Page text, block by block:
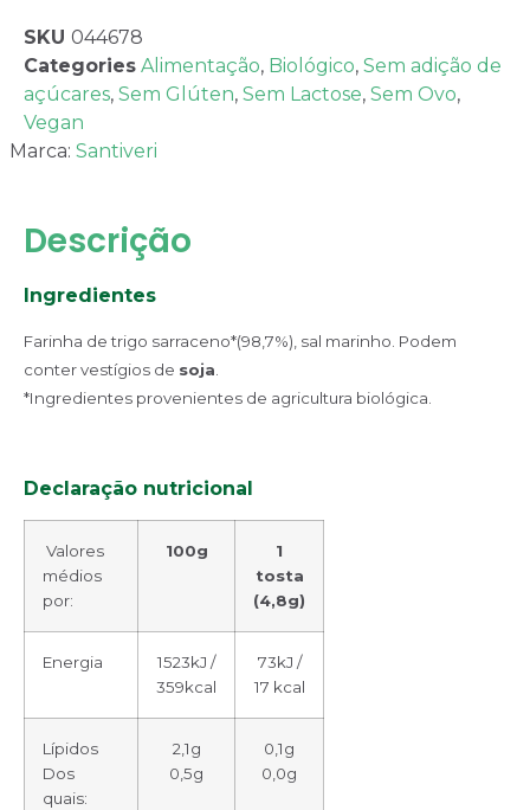
SKU 044678
Categories Alimentação, Biológico, Sem adição de
açúcares, Sem Glúten, Sem Lactose, Sem Ovo,
Vegan
Marca: Santiveri
Descrição
Ingredientes
Farinha de trigo sarraceno*(98,7%), sal marinho. Podem
conter vestígios de soja
*Ingredientes provenientes de agricultura biológica.
Declaração nutricional
Valores
médios
por:
100g
1
tosta
(4,8g)
Energia
1523kJ /
359kcal
73kJ /
17 kcal
Lípidos
Dos
quais:
2,1g
0,5g
0,1g
0,0g